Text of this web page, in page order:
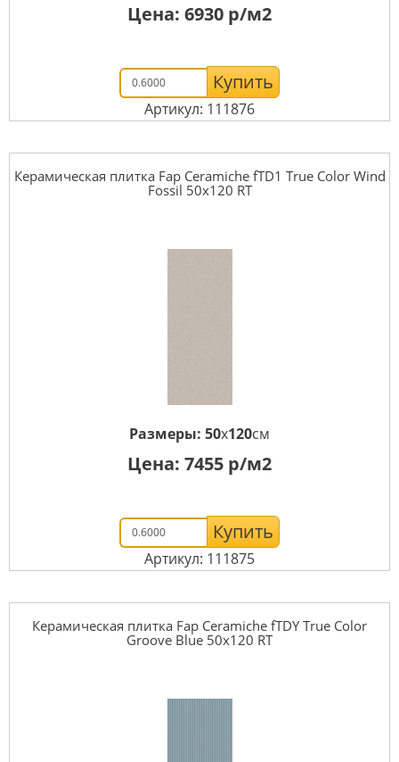
Цена: 6930 р/м2
Купить
Артикул: 111876
Керамическая плитка Fap Ceramiche fTD1 True Color Wind
Fossil 50x120 RT
Размеры: 50x120см
Цена: 7455 р/м2
Купить
Артикул: 111875
Керамическая плитка Fap Ceramiche fTDY True Color
Groove Blue 50x120 RT